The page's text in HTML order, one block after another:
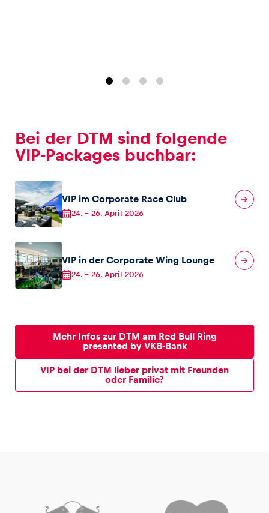
Bei der DTM sind folgende
VIP-Packages buchbar:
VIP im Corporate Race Club
24. – 26. April 2026
VIP in der Corporate Wing Lounge
24. – 26. April 2026
Mehr Infos zur DTM am Red Bull Ring
presented by VKB-Bank
VIP bei der DTM lieber privat mit Freunden
oder Familie?